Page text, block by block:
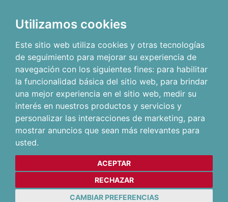
Utilizamos cookies
Este sitio web utiliza cookies y otras tecnologías
de seguimiento para mejorar su experiencia de
navegación con los siguientes fines: para habilitar
la funcionalidad básica del sitio web, para brindar
una mejor experiencia en el sitio web, medir su
interés en nuestros productos y servicios y
personalizar las interacciones de marketing, para
mostrar anuncios que sean más relevantes para
usted.
ACEPTAR
RECHAZAR
CAMBIAR PREFERENCIAS